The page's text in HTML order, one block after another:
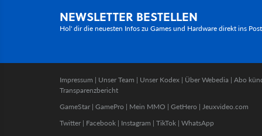
NEWSLETTER BESTELLEN
Hol' dir die neuesten Infos zu Games und Hardware direkt ins
Impressum | Unser Team | Unser Kodex | Über Webedia | Abo
Transparenzbericht
GameStar | GamePro | Mein MMO | GetHero | Jeuxvideo.com
Twitter | Facebook | Instagram | TikTok | WhatsApp